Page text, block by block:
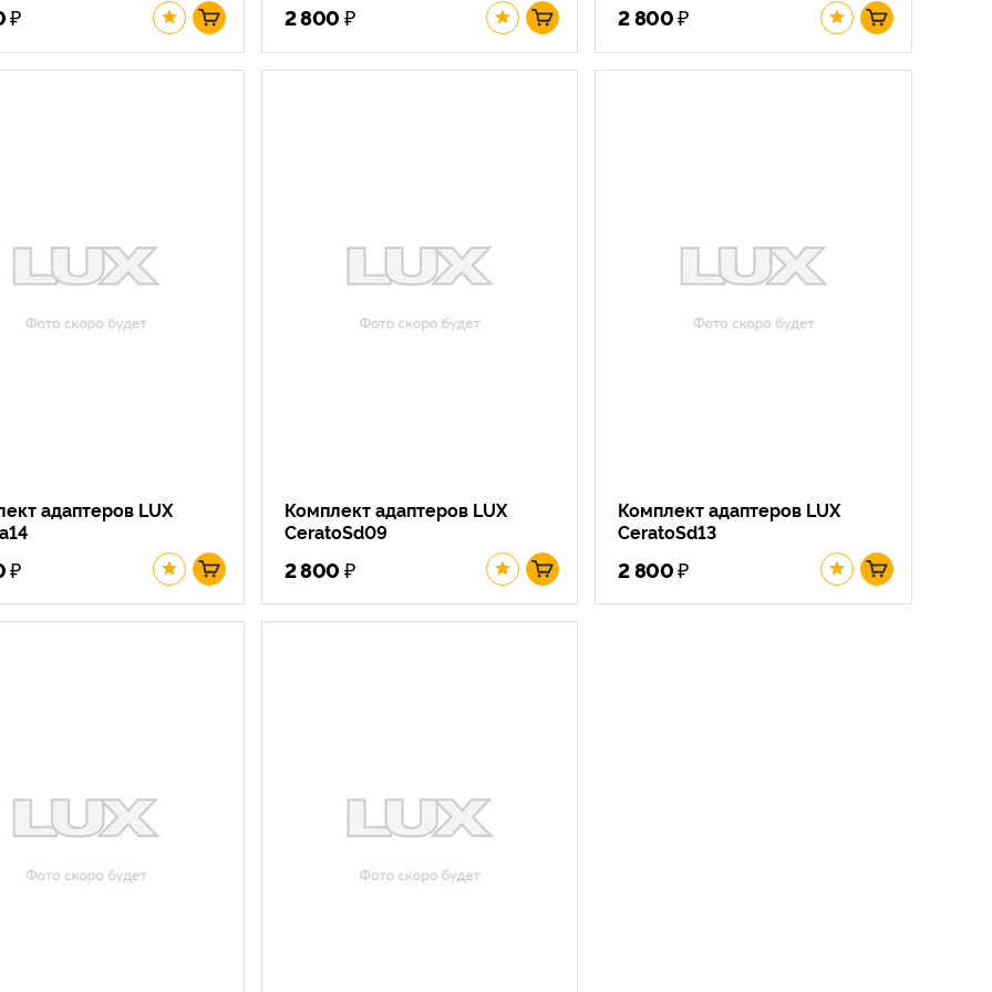
₽ 2 800 ₽ 2 800₽
адаптеров LUX
₽
Комплект адаптеров LUX
CeratoSd09
2 800 ₽
Комплект адаптеров LUX
CeratoSd13
2 800₽